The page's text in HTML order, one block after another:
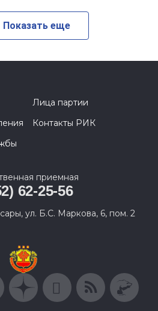
Показать еще
Лица партии
Контакты РИК
приемная
62-25-56
ул. Б.С. Маркова, 6, пом. 2